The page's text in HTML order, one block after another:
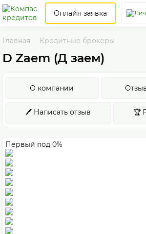
Онлайн заявка
Главная Кредитные брокеры
D Zaem (Д заем)
О компании
🖊️ Написать отзыв 🏆
Первый под 0%